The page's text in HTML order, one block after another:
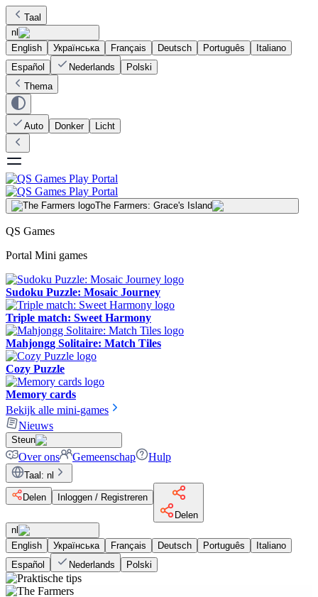
Taal
nl
English
Українська Français Deutsch Português
Italiano
Español
Nederlands
Polski
Thema
Auto Donker Licht
The Farmers: Grace's Island
QS Games
Portal Mini games
Sudoku Puzzle: Mosaic Journey
Triple match: Sweet Harmony
Mahjongg Solitaire: Match Tiles
Cozy Puzzle
Memory cards
Bekijk alle mini-games
Nieuws
Steun
Over ons Gemeenschap Hulp
Taal : nl
Delen
Inloggen / Registreren
Delen
nl
English
Українська Français Deutsch Português
Italiano
Español
Nederlands Polski